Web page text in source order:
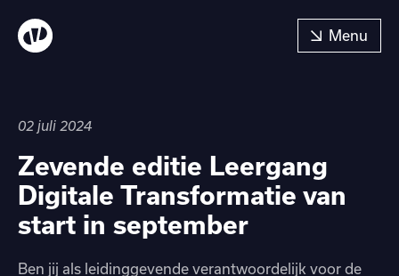
02 juli 2024
Zevende editie Leergang
Digitale Transformatie van
start in september
Ben jij als leidinggevende verantwoordelijk voor de